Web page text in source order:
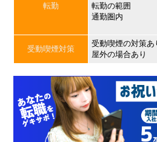
転勤
転勤の範囲
通勤圏内
受動喫煙対策
受動喫煙の対策
屋外の場合あり